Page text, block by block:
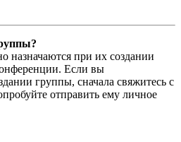
назначаются при их создании
Если вы
группы, сначала свяжитесь с
отправить ему личное